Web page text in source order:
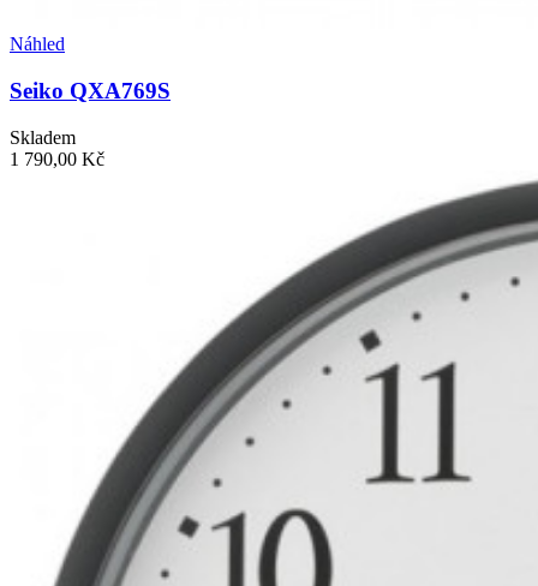
Náhled
Seiko QXA769S
Skladem
1 790,00 Kč